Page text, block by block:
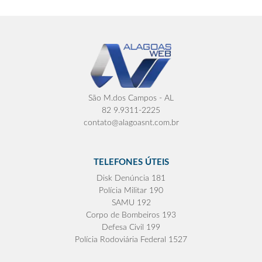
São M.dos Campos - AL
82 9.9311-2225
contato@alagoasnt.com.br
TELEFONES ÚTEIS
Disk Denúncia 181
Polícia Militar 190
SAMU 192
Corpo de Bombeiros 193
Defesa Civil 199
Polícia Rodoviária Federal 1527